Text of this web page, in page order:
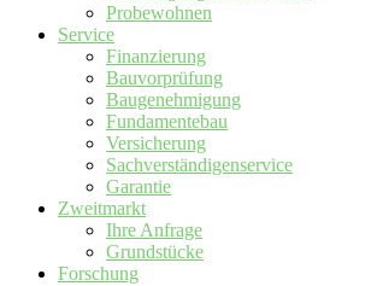
Probewohnen
Service
Finanzierung
Bauvorprüfung
Baugenehmigung
Fundamentebau
Versicherung
Sachverständigenservice
Garantie
Zweitmarkt
Ihre Anfrage
Grundstücke
Forschung